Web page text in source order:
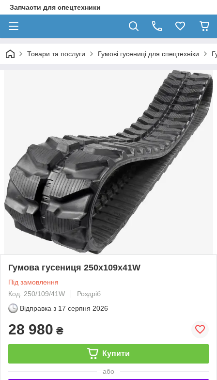
Запчасти для спецтехники
Товари та послуги Гумові гусениці для спецтехніки
Гумова гусениця 250x109x41W
Під замовлення
Код: 250/109/41W
Роздріб
Відправка з 17 серпня 2026
28 980 ₴
Купити
або